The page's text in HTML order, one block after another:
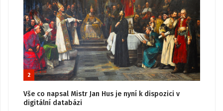
2
Vše co napsal Mistr Jan Hus je nyní k dispozici v
digitální databázi